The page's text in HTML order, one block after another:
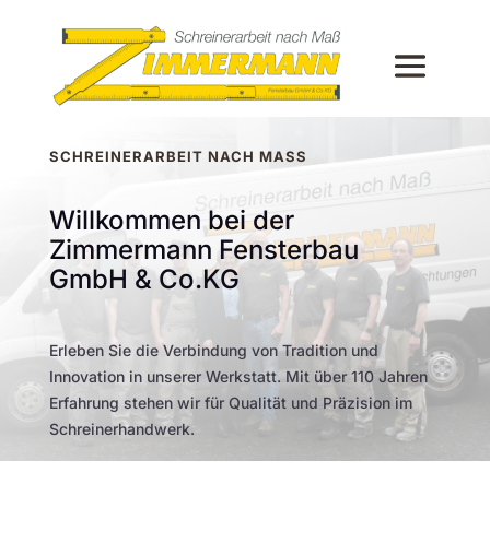
SCHREINERARBEIT NACH MASS
Willkommen bei der
Zimmermann Fensterbau
GmbH & Co.KG
Erleben Sie die Verbindung von Tradition und
Innovation in unserer Werkstatt. Mit über 110 Jahren
Erfahrung stehen wir für Qualität und Präzision im
Schreinerhandwerk.